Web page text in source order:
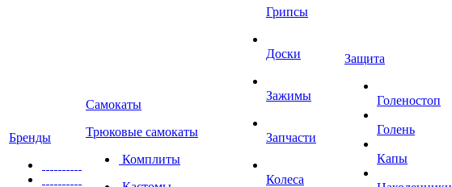
Бренды
Самокаты
Трюковые самокаты
Комплиты
Грипсы
Доски
Зажимы
Запчасти
Колеса
Защита
Голеностоп
Голень
Капы